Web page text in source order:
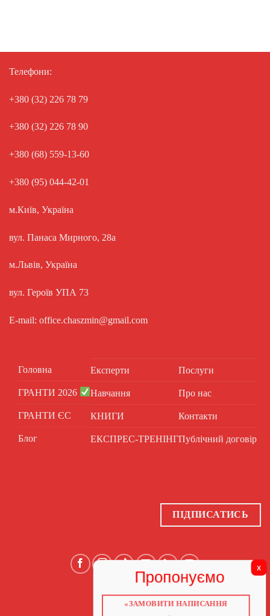
Телефони:
+380 (32) 226 78 79
+380 (32) 226 78 90
+380 (68) 559-13-60
+380 (95) 044-42-01
м.Київ, Україна
вул. Панаса Мирного, 28а
м.Львів, Україна
вул. Героїв УПА 73
E-mail: office.chaszmin@gmail.com
Головна
ГРАНТИ 2026
ГРАНТИ ЄС
Блог
Експерти
Навчання
КНИГИ
ЕКСПРЕС-ТРЕНІНГ
Послуги
Про нас
Контакти
Публічний договір
ПІДПИСАТИСЬ
ГОЛОВНА
«ЗАМОВИТИ НАПИСАННЯ